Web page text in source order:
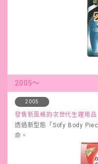
2005～
2005
發售新風格的次世代生理用
透過新型態「Sofy Body
命。